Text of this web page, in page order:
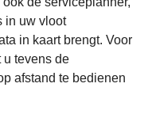
in uw vloot
in kaart brengt. Voor
tevens de
afstand te bedienen